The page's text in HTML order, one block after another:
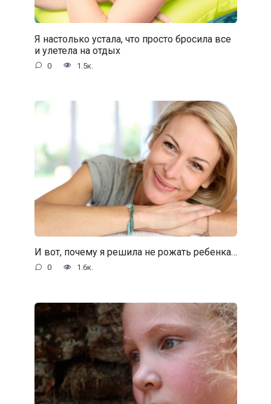
Я настолько устала, что просто бросила все
и улетела на отдых
0 1.5к.
И вот, почему я решила не рожать ребенка…
0 1.6к.